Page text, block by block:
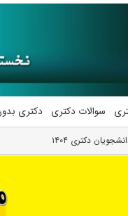
سوالات دکتری دکتری
دکتری ۱۴۰۴